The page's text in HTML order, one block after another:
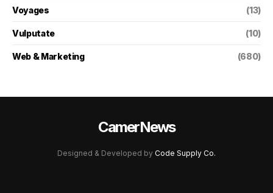
Voyages (13)
Vulputate (10)
Web & Marketing (680)
CamerNews
Designed & Developed by Code Supply Co.